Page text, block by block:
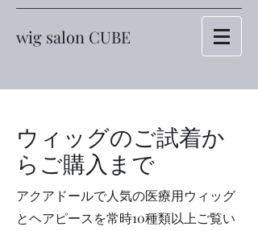
wig salon CUBE
​ウィッグのご試着か
らご購入まで
アクアドールで人気の医療用ウィッグ
とヘアピースを常時10種類以上ご覧い